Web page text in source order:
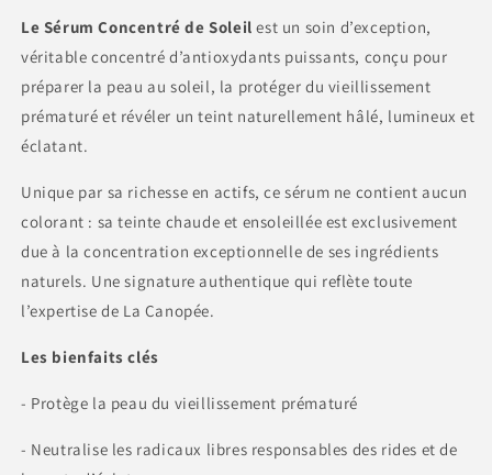
Le Sérum Concentré de Soleil est un soin d’exception,
véritable concentré d’antioxydants puissants, conçu pour
préparer la peau au soleil, la protéger du vieillissement
prématuré et révéler un teint naturellement hâlé, lumineux et
éclatant.
Unique par sa richesse en actifs, ce sérum ne contient aucun
colorant : sa teinte chaude et ensoleillée est exclusivement
due à la concentration exceptionnelle de ses ingrédients
naturels. Une signature authentique qui reflète toute
l’expertise de La Canopée.
Les bienfaits clés
- Protège la peau du vieillissement prématuré
- Neutralise les radicaux libres responsables des rides et de